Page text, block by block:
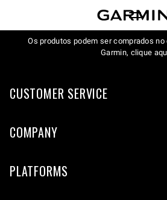
Os produtos podem ser comprados
Garmin, clique
CUSTOMER SERVICE
COMPANY
PLATFORMS